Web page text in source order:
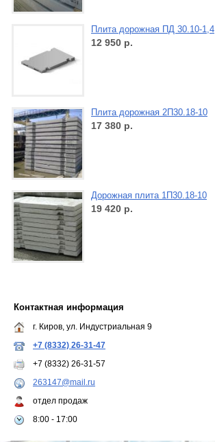
Плита дорожная ПД 30.10-1,4
12 950 р.
Плита дорожная 2П30.18-10
17 380 р.
Дорожная плита 1П30.18-10
19 420 р.
Контактная информация
г. Киров, ул. Индустриальная 9
+7 (8332) 26-31-47
+7 (8332) 26-31-57
263147@mail.ru
отдел продаж
8:00 - 17:00